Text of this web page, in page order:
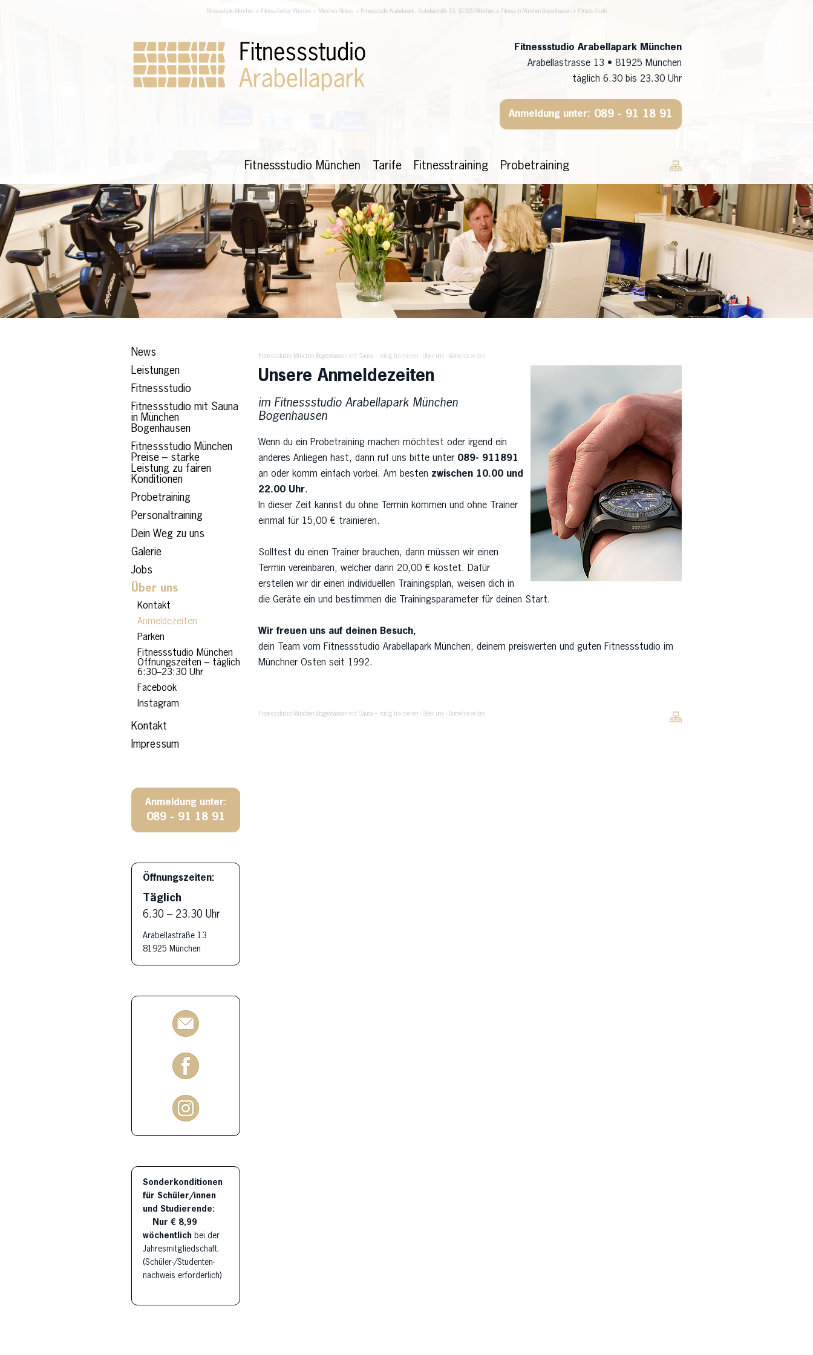
Fitnessstudio München + Fitness-Center München + München Fitness + Fitnessstudio Arabellapark, Arabellastraße 15, 81925 München + Fitness in München Bogenhausen + Fitness-Studio
Fitnessstudio Arabellapark München
Arabellastrasse 13 • 81925 München
täglich 6.30 bis 23.30 Uhr
Anmeldung unter: 089 - 91 18 91
Fitnessstudio München Tarife Fitnesstraining Probetraining
News
Leistungen
Fitnessstudio
Fitnessstudio mit Sauna
in München
Bogenhausen
Fitnessstudio München
Preise – starke
Leistung zu fairen
Konditionen
Probetraining
Personaltraining
Dein Weg zu uns
Galerie
Jobs
Über uns
Kontakt
Anmeldezeiten
Parken
Fitnessstudio München
Öffnungszeiten – täglich
6:30–23:30 Uhr
Facebook
Instagram
Kontakt
Impressum
Anmeldung unter:
089 - 91 18 91
Öffnungszeiten:
Täglich
6.30 – 23.30 Uhr
Arabellastraße 13
81925 München
Sonderkonditionen
für Schüler/innen
und Studierende:
Nur € 8,99
wöchentlich bei der
Jahresmitgliedschaft.
(Schüler-/Studenten-
nachweis erforderlich)
Fitnessstudio München Bogenhausen mit Sauna – ruhig trainieren - Über uns - Anmeldezeiten
Unsere Anmeldezeiten
im Fitnessstudio Arabellapark München
Bogenhausen
Wenn du ein Probetraining machen möchtest oder irgend ein
anderes Anliegen hast, dann ruf uns bitte unter 089- 911891
an oder komm einfach vorbei. Am besten zwischen 10.00 und
22.00 Uhr.
In dieser Zeit kannst du ohne Termin kommen und ohne Trainer
einmal für 15,00 € trainieren.
Solltest du einen Trainer brauchen, dann müssen wir einen
Termin vereinbaren, welcher dann 20,00 € kostet. Dafür
erstellen wir dir einen individuellen Trainingsplan, weisen dich in
die Geräte ein und bestimmen die Trainingsparameter für deinen Start.
Wir freuen uns auf deinen Besuch,
dein Team vom Fitnessstudio Arabellapark München, deinem preiswerten und guten Fitnessstudio im
Münchner Osten seit 1992.
Fitnessstudio München Bogenhausen mit Sauna – ruhig trainieren - Über uns - Anmeldezeiten